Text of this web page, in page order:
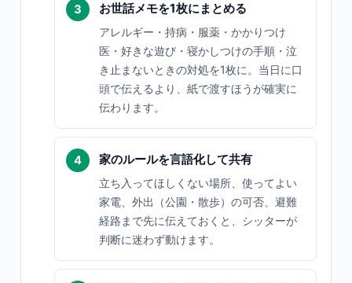
お世話メモを1枚にまとめる
アレルギー・持病・服薬・かかりつけ
医・好きな遊び・寝かしつけの手順・泣
き止まないときの対処を1枚に。当日に口
頭で伝えるより、紙で渡すほうが確実に
伝わります。
家のルールを言語化して共有
立ち入ってほしくない場所、使ってよい
家電、外出（公園・散歩）の可否、避難
経路まで先に伝えておくと、シッターが
判断に迷わず動けます。